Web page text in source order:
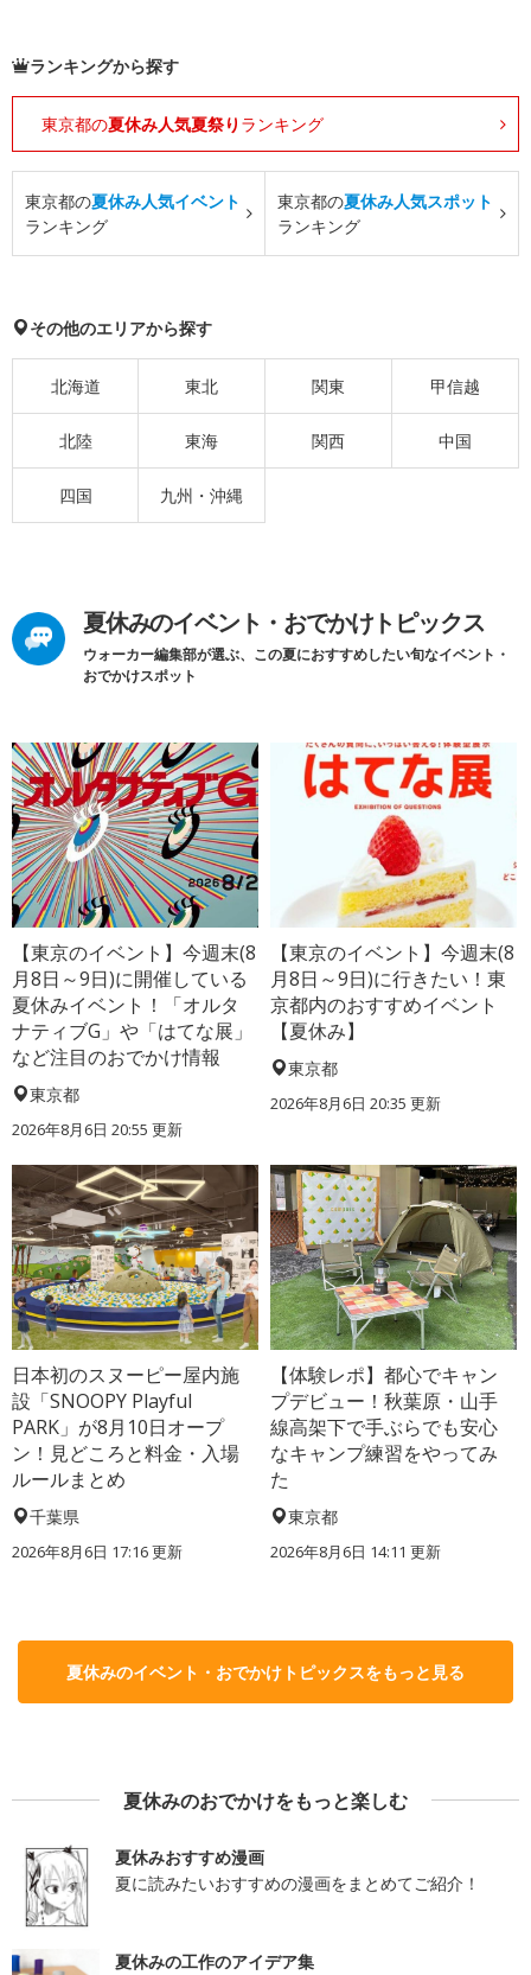
ランキングから探す
東京都の夏休み人気夏祭り ランキング
東京都の夏休み人気イベント
ランキング
東京都の夏休み人気スポット
ランキング
その他のエリアから探す
北海道 東北 関東 甲信越
北陸 東海 関西 中国
四国 九州・沖縄
夏休みのイベント・おでかけトピックス
ウォーカー編集部が選ぶ、この夏におすすめしたい旬なイベント・
おでかけスポット
【東京のイベント】今週末(8
月8日～9日)に開催している
夏休みイベント！「オルタ
ナティブG」や「はてな展」
など注目のおでかけ情報
東京都
2026年8月6日 20:55 更新
【東京のイベント】今週末(8
月8日～9日)に行きたい！東
京都内のおすすめイベント
【夏休み】
東京都
2026年8月6日 20:35 更新
日本初のスヌーピー屋内施
設「SNOOPY Playful
PARK」が8月10日オープ
ン！見どころと料金・入場
ルールまとめ
千葉県
2026年8月6日 17:16更新
【体験レポ】都心でキャン
プデビュー！秋葉原・山手
線高架下で手ぶらでも安心
なキャンプ練習をやってみ
た
東京都
2026年8月6日 14:11 更新
夏休みのイベント・おでかけトピックスをもっと見る
夏休みのおでかけをもっと楽しむ
夏休みおすすめ漫画
夏に読みたいおすすめの漫画をまとめてご紹介！
夏休みの工作のアイデア集